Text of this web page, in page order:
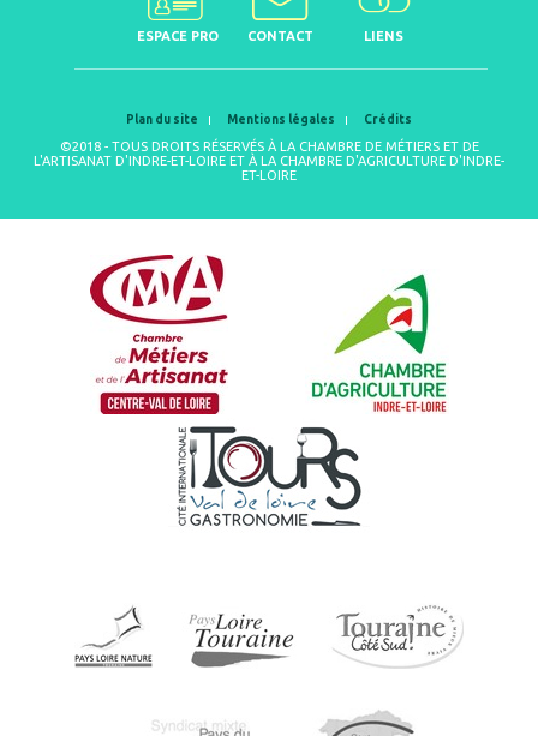
ESPACE PRO CONTACT LIENS
Plan du site Mentions légales Crédits
©2018 - TOUS DROITS RÉSERVÉS À LA CHAMBRE DE MÉTIERS ET DE
L'ARTISANAT D'INDRE-ET-LOIRE ET À LA CHAMBRE D'AGRICULTURE D'INDRE-
ET-LOIRE